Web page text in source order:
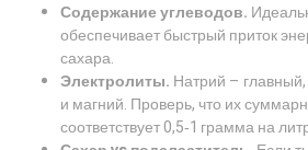
Содержание углеводов.
обеспечивает быстрый приток
сахара.
Электролиты. Натрий –
и магний. Проверь, что их
соответствует 0,5‑1 грамма на